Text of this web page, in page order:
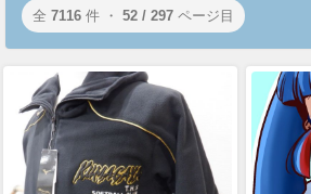
全 7116 件 ・ 52 / 297 ページ目